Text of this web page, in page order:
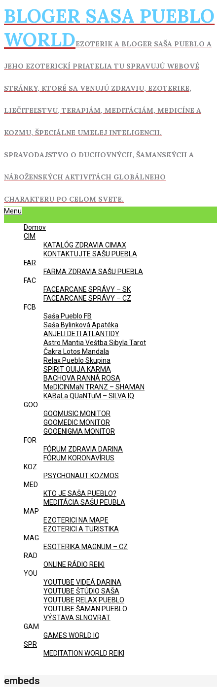
Skip
to
content
BLOGER SASA PUEBLO
WORLDEZOTERIK A BLOGER SAŠA PUEBLO A
JEHO EZOTERICKÍ PRIATELIA TU SPRAVUJÚ WEBOVÉ
STRÁNKY, KTORÉ SA VENUJÚ ZDRAVIU, EZOTERIKE,
LIEČITEĽSTVU, TERAPIÁM, MEDITÁCIÁM, MEDICÍNE A
KOZMU, ŠPECIÁLNE UMELEJ INTELIGENCII.
SPRAVODAJSTVO O DUCHOVNÝCH, ŠAMANSKÝCH A
NÁBOŽENSKÝCH AKTIVITÁCH GLOBÁLNEHO
CHARAKTERU PO CELOM SVETE.
Primary
Menu
Domov
CIM
KATALÓG ZDRAVIA CIMAX
KONTAKTUJTE SAŠU PUEBLA
FAR
FARMA ZDRAVIA SAŠU PUEBLA
FAC
FACEARCANE SPRÁVY – SK
FACEARCANE SPRÁVY – CZ
FCB
Saša Pueblo FB
Saša Bylinková Apatéka
ANJELI DETI ATLANTIDY
Astro Mantia Veštba Sibyla Tarot
Čakra Lotos Mandala
Relax Pueblo Skupina
SPIRIT OUIJA KARMA
BACHOVA RANNÁ ROSA
MeDICINMaN TRANZ – SHAMAN
KABaLa QUaNTuM – SILVA IQ
GOO
GOOMUSIC MONITOR
GOOMEDIC MONITOR
GOOENIGMA MONITOR
FOR
FÓRUM ZDRAVIA DARINA
FÓRUM KORONAVÍRUS
KOZ
PSYCHONAUT KOZMOS
MED
KTO JE SAŠA PUEBLO?
MEDITÁCIA SAŠU PEUBLA
MAP
EZOTERICI NA MAPE
EZOTERICI A TURISTIKA
MAG
ESOTERIKA MAGNUM – CZ
RAD
ONLINE RÁDIO REIKI
YOU
YOUTUBE VIDEÁ DARINA
YOUTUBE ŠTÚDIO SAŠA
YOUTUBE RELAX PUEBLO
YOUTUBE ŠAMAN PUEBLO
VÝSTAVA SLNOVRAT
GAM
GAMES WORLD IQ
SPR
MEDITATION WORLD REIKI
embeds